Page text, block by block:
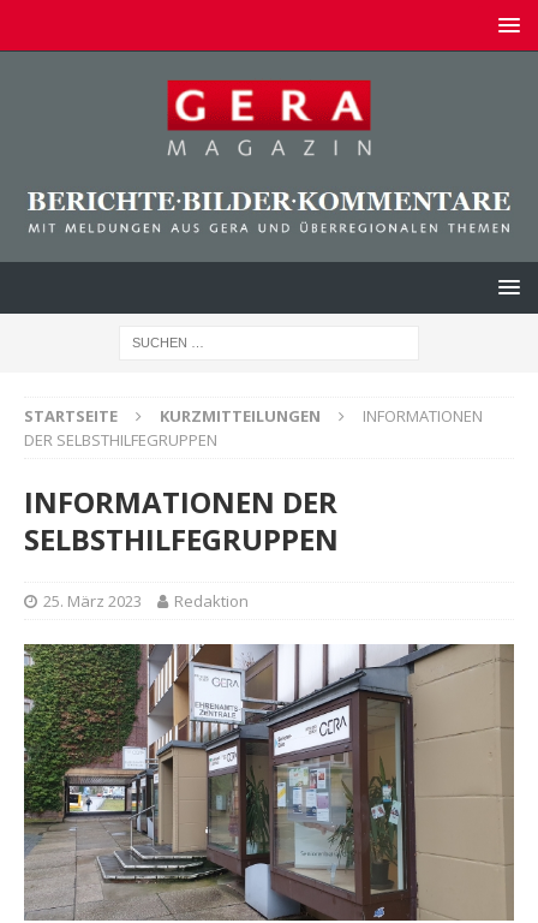
STARTSEITE KURZMITTEILUNGEN
INFORMATIONEN
DER SELBSTHILFEGRUPPEN
INFORMATIONEN DER
SELBSTHILFEGRUPPEN
25. März 2023 Redaktion